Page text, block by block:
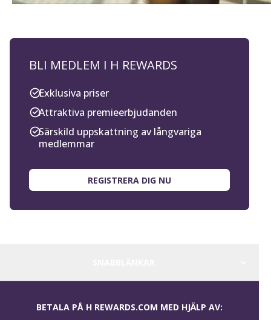
BLI MEDLEM I H REWARDS
Exklusiva priser
Attraktiva premieerbjudanden
Särskild uppskattning av långvariga
medlemmar
REGISTRERA DIG NU
BETALA PÅ H REWARDS.COM MED HJÄLP AV: